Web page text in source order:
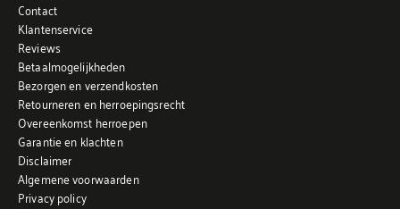
Contact
Klantenservice
Reviews
Betaalmogelijkheden
Bezorgen en verzendkosten
Retourneren en herroepingsrecht
Overeenkomst herroepen
Garantie en klachten
Disclaimer
Algemene voorwaarden
Privacy policy